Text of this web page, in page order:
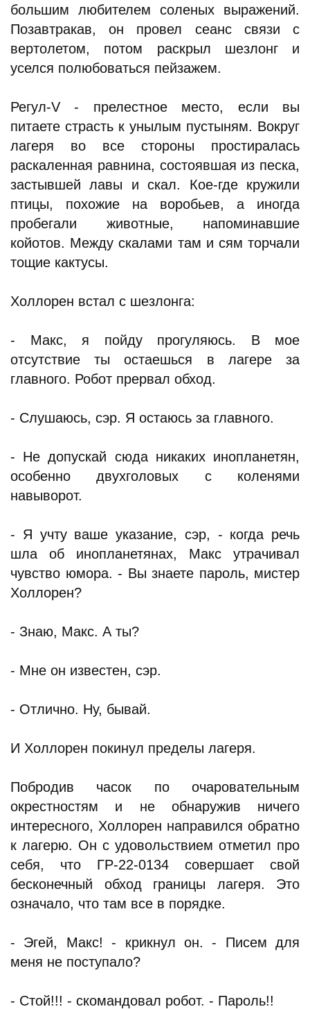
большим любителем соленых выражений.
Позавтракав, он провел сеанс связи с
вертолетом, потом раскрыл шезлонг и
уселся полюбоваться пейзажем.
Регул-V - прелестное место, если вы
питаете страсть к унылым пустыням. Вокруг
лагеря во все стороны простиралась
раскаленная равнина, состоявшая из песка,
застывшей лавы и скал. Кое-где кружили
птицы, похожие на воробьев, а иногда
пробегали животные, напоминавшие
койотов. Между скалами там и сям торчали
тощие кактусы.
Холлорен встал с шезлонга:
- Макс, я пойду прогуляюсь. В мое
отсутствие ты остаешься в лагере за
главного. Робот прервал обход.
- Слушаюсь, сэр. Я остаюсь за главного.
- Не допускай сюда никаких инопланетян,
особенно двухголовых с коленями
навыворот.
- Я учту ваше указание, сэр, - когда речь
шла об инопланетянах, Макс утрачивал
чувство юмора. - Вы знаете пароль, мистер
Холлорен?
- Знаю, Макс. А ты?
- Мне он известен, сэр.
- Отлично. Ну, бывай.
И Холлорен покинул пределы лагеря.
Побродив часок по очаровательным
окрестностям и не обнаружив ничего
интересного, Холлорен направился обратно
к лагерю. Он с удовольствием отметил про
себя, что ГР-22-0134 совершает свой
бесконечный обход границы лагеря. Это
означало, что там все в порядке.
- Эгей, Макс! - крикнул он. - Писем для
меня не поступало?
- Стой!!! - скомандовал робот. - Пароль!!